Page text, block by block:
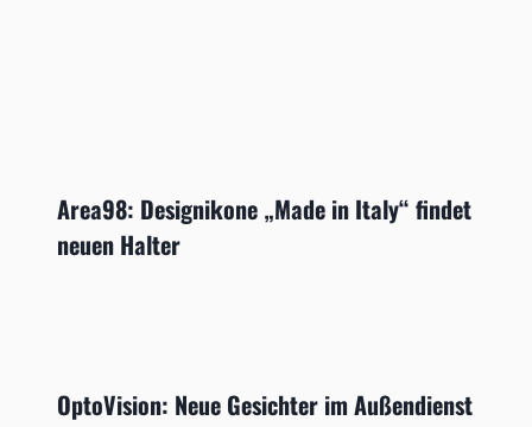
Area98: Designikone „Made in Italy“ findet
neuen Halter
OptoVision: Neue Gesichter im Außendienst